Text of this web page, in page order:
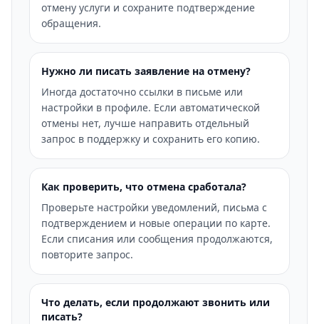
отмену услуги и сохраните подтверждение
обращения.
Нужно ли писать заявление на отмену?
Иногда достаточно ссылки в письме или
настройки в профиле. Если автоматической
отмены нет, лучше направить отдельный
запрос в поддержку и сохранить его копию.
Как проверить, что отмена сработала?
Проверьте настройки уведомлений, письма с
подтверждением и новые операции по карте.
Если списания или сообщения продолжаются,
повторите запрос.
Что делать, если продолжают звонить или
писать?